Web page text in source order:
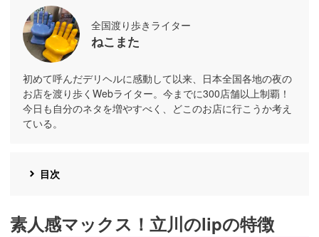
全国渡り歩きライター
ねこまた
初めて呼んだデリヘルに感動して以来、日本全国各地の夜の
お店を渡り歩くWebライター。今までに300店舗以上制覇！
今日も自分のネタを増やすべく、どこのお店に行こうか考え
ている。
目次
素人感マックス！立川のlipの特徴